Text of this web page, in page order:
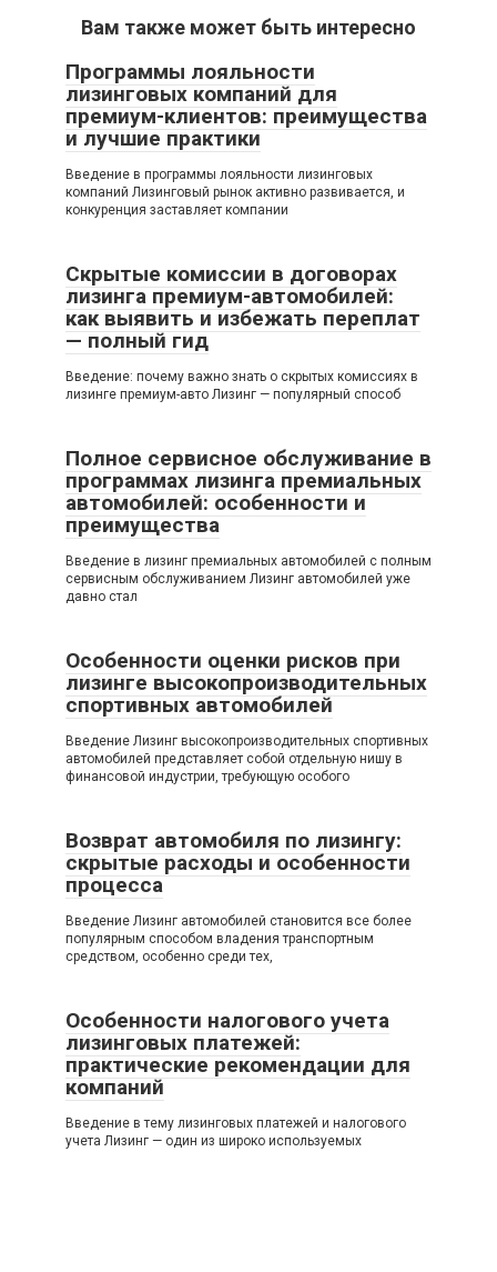
Вам также может быть интересно
Программы лояльности
лизинговых компаний для
премиум-клиентов: преимущества
и лучшие практики
Введение в программы лояльности лизинговых
компаний Лизинговый рынок активно развивается, и
конкуренция заставляет компании
Скрытые комиссии в договорах
лизинга премиум-автомобилей:
как выявить и избежать переплат
— полный гид
Введение: почему важно знать о скрытых комиссиях в
лизинге премиум-авто Лизинг — популярный способ
Полное сервисное обслуживание в
программах лизинга премиальных
автомобилей: особенности и
преимущества
Введение в лизинг премиальных автомобилей с полным
сервисным обслуживанием Лизинг автомобилей уже
давно стал
Особенности оценки рисков при
лизинге высокопроизводительных
спортивных автомобилей
Введение Лизинг высокопроизводительных спортивных
автомобилей представляет собой отдельную нишу в
финансовой индустрии, требующую особого
Возврат автомобиля по лизингу:
скрытые расходы и особенности
процесса
Введение Лизинг автомобилей становится все более
популярным способом владения транспортным
средством, особенно среди тех,
Особенности налогового учета
лизинговых платежей:
практические рекомендации для
компаний
Введение в тему лизинговых платежей и налогового
учета Лизинг — один из широко используемых